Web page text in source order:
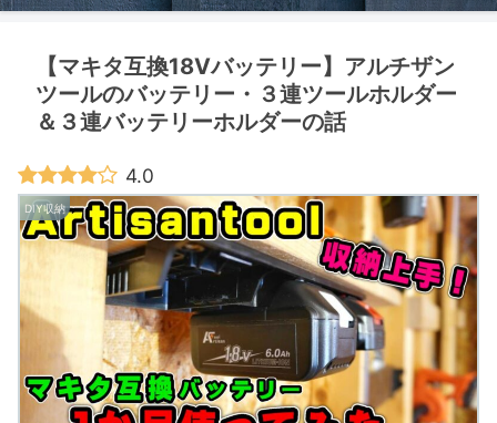
【マキタ互換18Vバッテリー】アルチザン
ツールのバッテリー・３連ツールホルダー
＆３連バッテリーホルダーの話
4.0
DIY収納